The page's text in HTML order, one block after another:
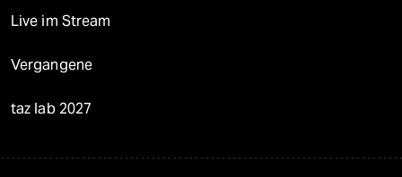
Live im Stream
Vergangene
taz lab 2027